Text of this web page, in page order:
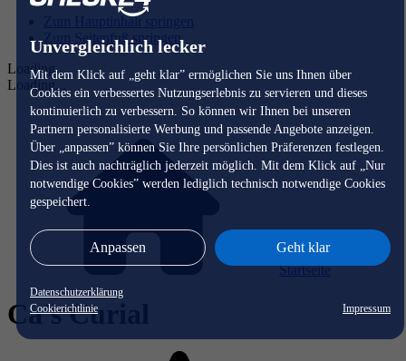
Unvergleichlich lecker
Mit dem Klick auf „geht klar” ermöglichen Sie uns Ihnen über
Cookies ein verbessertes Nutzungserlebnis zu servieren und dieses
kontinuierlich zu verbessern. So können wir Ihnen bei unseren
Partnern personalisierte Werbung und passende Angebote anzeigen.
Über „anpassen” können Sie Ihre persönlichen Präferenzen festlegen.
Dies ist auch nachträglich jederzeit möglich. Mit dem Klick auf „Nur
notwendige Cookies” werden lediglich technisch notwendige Cookies
gespeichert.
Anpassen Geht klar
Datenschutzerklärung
Cookierichtlinie
Impressum
Zum Hauptinhalt springen
Zum Seitenfuß springen
Loading...
Loading...
Startseite
Ca's Curial